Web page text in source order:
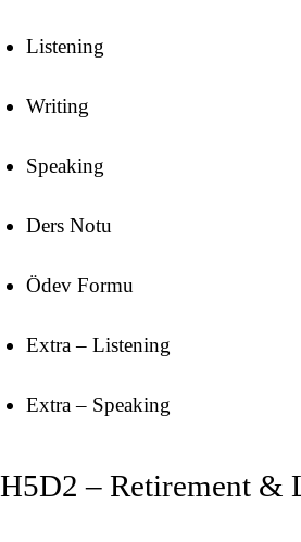
Listening
Writing
Speaking
Ders Notu
Ödev Formu
Extra – Listening
Extra – Speaking
H5D2 – Retirement &